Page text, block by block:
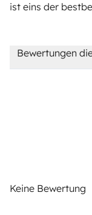
ist eins der
Bewertungen
Keine Bewertung